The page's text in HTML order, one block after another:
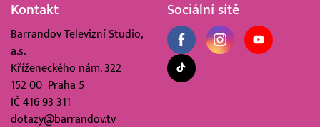
Kontakt
Barrandov Televizní Studio,
a.s.
Kříženeckého nám. 322
152 00 Praha 5
IČ 416 93 311
dotazy@barrandov.tv
Sociální sítě